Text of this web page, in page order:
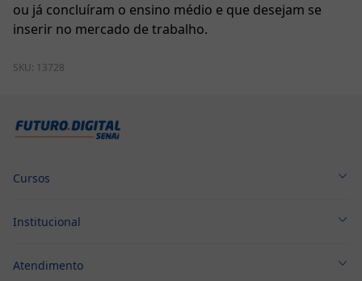
ou já concluíram o ensino médio e que desejam se
inserir no mercado de trabalho.
SKU: 13728
Cursos
Cursos Profissionalizantes
Pós-Graduação
Institucional
Política de Privacidade
Atendimento